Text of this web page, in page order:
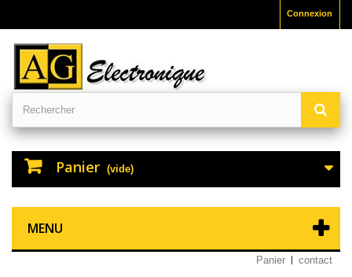
Connexion
Panier (vide)
MENU
Panier contact